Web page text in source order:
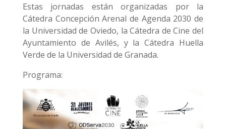
Estas jornadas están organizadas por la
Cátedra Concepción Arenal de Agenda 2030 de
la Universidad de Oviedo, la Cátedra de Cine del
Ayuntamiento de Avilés, y la Cátedra Huella
Verde de la Universidad de Granada.
Programa: